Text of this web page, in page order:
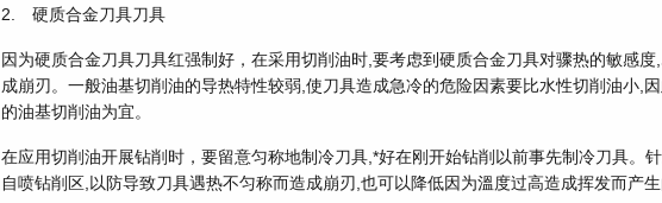
2. 硬质合金刀具刀具
因为硬质合金刀具刀具红强制好，在采用切削油时,要考虑到硬质合金刀具对骤热的敏感
成崩刃。一般油基切削油的导热特性较弱,使刀具造成急冷的危险因素要比水性切削油小,
的油基切削油为宜。
在应用切削油开展钻削时，要留意匀称地制冷刀具,*好在刚开始钻削以前事先制冷刀具。
自喷钻削区,以防导致刀具遇热不匀称而造成崩刃,也可以降低因为溫度过高造成挥发而产生